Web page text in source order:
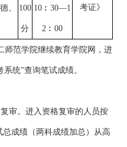
考证》
、 100
分
10︰30—1
2︰00
师范学院继续教育学院网，进
统”查询笔试成绩。
审。进入资格复审的人员按
成绩（两科成绩加总）从高